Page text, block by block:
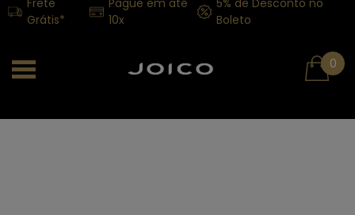
Frete
Grátis*
Pague em até
10x
5% de Desconto no
Boleto
0